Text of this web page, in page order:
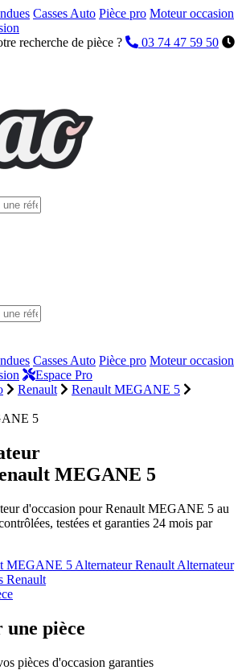
Casses Auto Pièce pro Moteur occasion
recherche de pièce ?
03 74 47 59 50
Casses Auto Pièce pro Moteur occasion
Espace Pro
Renault
Renault MEGANE 5
5
MEGANE 5
d'occasion pour Renault MEGANE 5 au
testées et garanties 24 mois par
MEGANE 5 Alternateur Renault Alternateur
Renault
une pièce
pièces d'occasion garanties